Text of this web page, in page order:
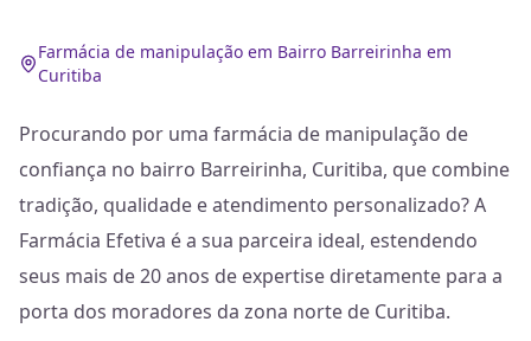
Farmácia de manipulação em Bairro Barreirinha em
Curitiba
Procurando por uma farmácia de manipulação de
confiança no bairro Barreirinha, Curitiba, que combine
tradição, qualidade e atendimento personalizado? A
Farmácia Efetiva é a sua parceira ideal, estendendo
seus mais de 20 anos de expertise diretamente para a
porta dos moradores da zona norte de Curitiba.